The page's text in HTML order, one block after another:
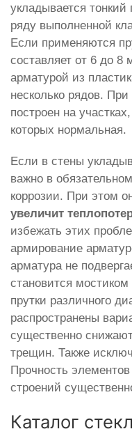
укладывается
ряду выполненной
Если применяются
составляет от 6 до
арматурой из
несколько рядов.
построен на
которых нормальная.
Если в стены
важно в
коррозии. При этом
увеличит
избежать этих
армирование
арматура не
становится
прутки различного
распространены
существенно
трещин. Также
Прочность
строений
Каталог